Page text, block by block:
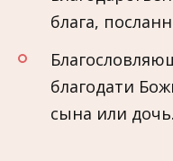
блага,
благодати
сына или дочь.